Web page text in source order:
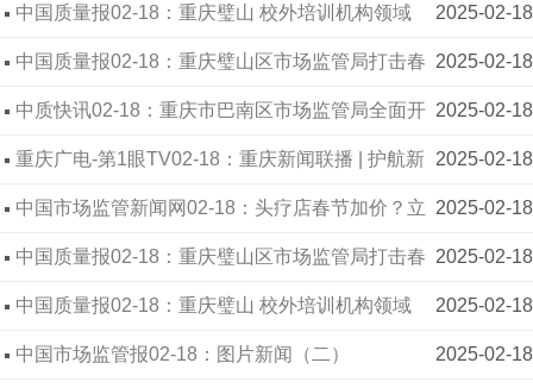
厉奋发 为新质生产力发展保驾护航 2025-02-18
中国质量报02-18：重庆璧山 校外培训机构领域
首例案件完成查办 2025-02-18
中国质量报02-18：重庆璧山区市场监管局打击春
节消费加价行为 2025-02-18
中质快讯02-18：重庆市巴南区市场监管局全面开
展电动自行车充电收费专项检查 2025-02-18
重庆广电-第1眼TV02-18：重庆新闻联播 | 护航新
学期 关爱不间断 2025-02-18
中国市场监管新闻网02-18：头疗店春节加价？立
案！ 2025-02-18
中国质量报02-18：重庆璧山区市场监管局打击春
节消费加价行为 2025-02-18
中国质量报02-18：重庆璧山 校外培训机构领域
首例案件完成查办 2025-02-18
中国市场监管报02-18：图片新闻（二）